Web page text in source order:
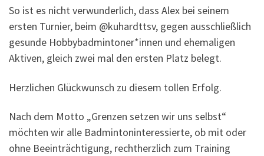
So ist es nicht verwunderlich, dass Alex bei seinem
ersten Turnier, beim @kuhardttsv, gegen ausschließlich
gesunde Hobbybadmintoner*innen und ehemaligen
Aktiven, gleich zwei mal den ersten Platz belegt.
Herzlichen Glückwunsch zu diesem tollen Erfolg.
Nach dem Motto „Grenzen setzen wir uns selbst“
möchten wir alle Badmintoninteressierte, ob mit oder
ohne Beeinträchtigung, rechtherzlich zum Training